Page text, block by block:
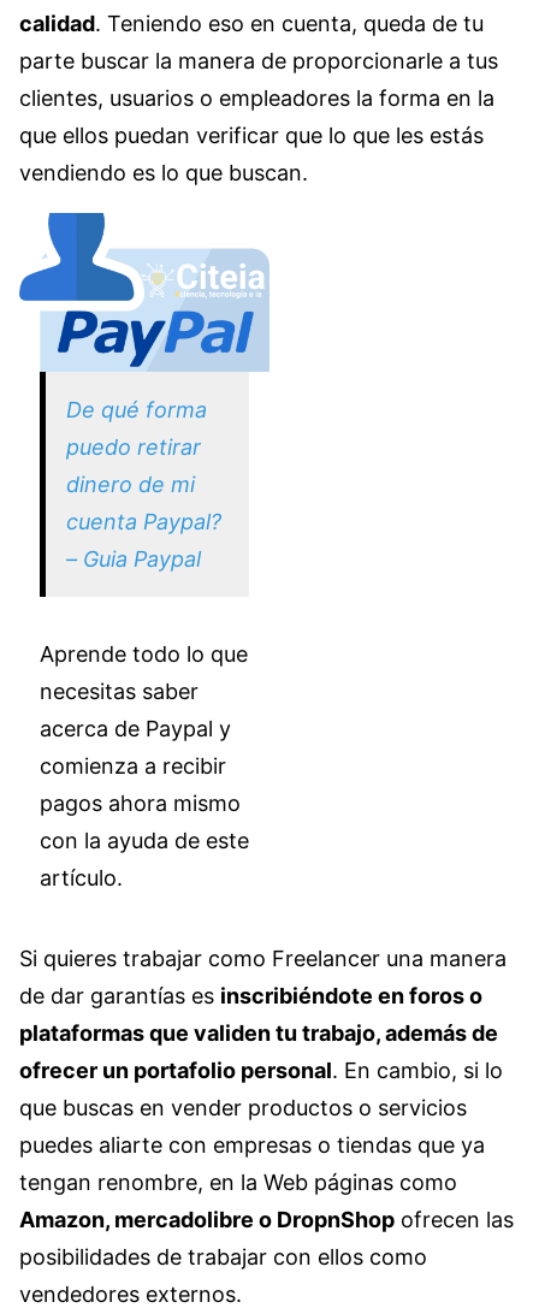
calidad. Teniendo eso en cuenta, queda de tu
parte buscar la manera de proporcionarle a tus
clientes, usuarios o empleadores la forma en la
que ellos puedan verificar que lo que les estás
vendiendo es lo que buscan.
De qué forma
puedo retirar
dinero de mi
cuenta Paypal?
– Guia Paypal
Aprende todo lo que
necesitas saber
acerca de Paypal y
comienza a recibir
pagos ahora mismo
con la ayuda de este
artículo.
Si quieres trabajar como Freelancer una manera
de dar garantías es inscribiéndote en foros o
plataformas que validen tu trabajo, además de
ofrecer un portafolio personal. En cambio, si lo
que buscas en vender productos o servicios
puedes aliarte con empresas o tiendas que ya
tengan renombre, en la Web páginas como
Amazon, mercadolibre o DropnShop ofrecen las
posibilidades de trabajar con ellos como
vendedores externos.